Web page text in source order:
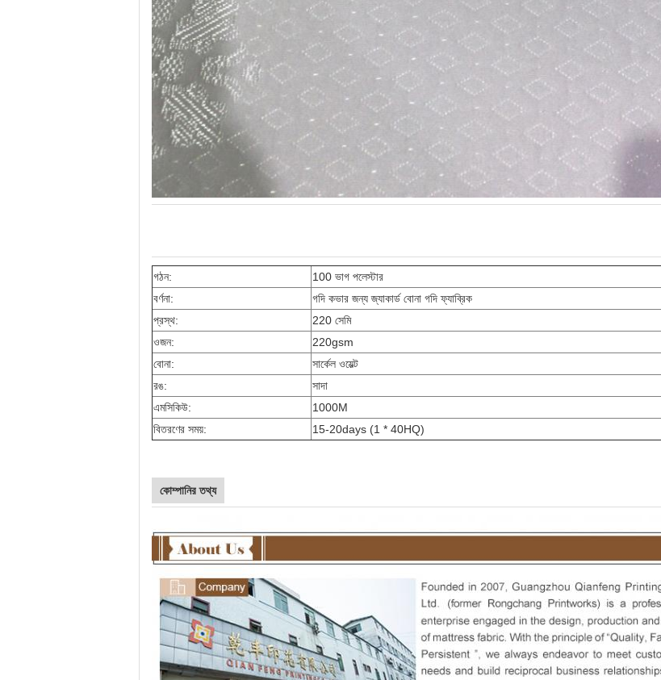
আমরা শীঘ্রই আপনাকে আবার কল করব!
জমা দিন
গঠন:
100 ভাগ পলেস্টার
বর্ণনা:
গদি কভার জন্য জ্যাকার্ড বোনা গদি ফ্যাব্রিক
প্রস্থ:
220 সেমি
ওজন:
220gsm
বোনা:
সার্কেল ওয়েভ্ট
রঙ:
সাদা
এমসিকিউ:
1000M
বিতরণের সময়:
15-20days (1 * 40HQ)
কোম্পানির তথ্য